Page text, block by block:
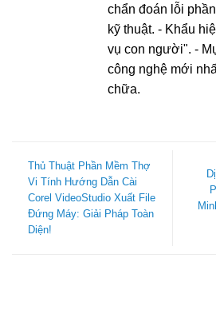
chẩn đoán lỗi
kỹ thuật. - Khẩu
vụ con người". -
công nghệ mới
chữa.
Thủ Thuật Phần Mềm Thợ
Vi Tính Hướng Dẫn Cài
Corel VideoStudio Xuất File
Đứng Máy: Giải Pháp Toàn
Diện!